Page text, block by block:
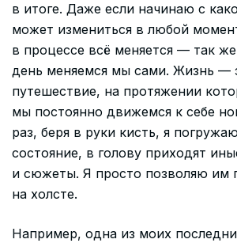
в итоге. Даже если начинаю с
может измениться в любой
в процессе всё меняется — так
день меняемся мы сами. Жизнь —
путешествие, на протяжении
мы постоянно движемся к себе
раз, беря в руки кисть, я
состояние, в голову приходят
и сюжеты. Я просто позволяю им
на холсте.
Например, одна из моих